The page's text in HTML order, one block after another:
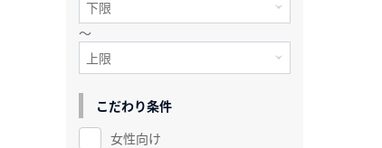
～
こだわり条件
女性向け